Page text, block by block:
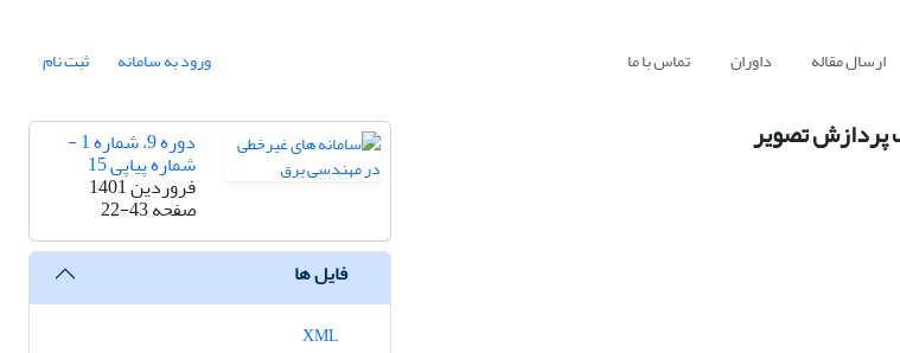
ارسال مقاله داوران تماس با ما ورود به سامانه ثبت نام
پردازش تصویر دوره 9، شماره 1 -
شماره پیاپی 15
فروردین 1401
صفحه22-43
فایل ها